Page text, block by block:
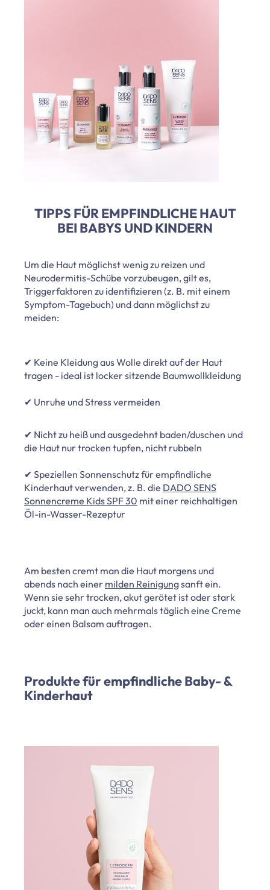
TIPPS FÜR EMPFINDLICHE HAUT
BEI BABYS UND KINDERN
Um die Haut möglichst wenig zu reizen und
Neurodermitis-Schübe vorzubeugen, gilt es,
Triggerfaktoren zu identifizieren (z. B. mit einem
Symptom-Tagebuch) und dann möglichst zu
meiden:
✔ Keine Kleidung aus Wolle direkt auf der Haut
tragen - ideal ist locker sitzende Baumwollkleidung
✔ Unruhe und Stress vermeiden
✔ Nicht zu heiß und ausgedehnt baden/duschen und
die Haut nur trocken tupfen, nicht rubbeln
✔ Speziellen Sonnenschutz für empfindliche
Kinderhaut verwenden, z. B. die DADO SENS
Sonnencreme Kids SPF 30 mit einer reichhaltigen
Öl-in-Wasser-Rezeptur
Am besten cremt man die Haut morgens und
abends nach einer milden Reinigungsanft ein.
Wenn sie sehr trocken, akut gerötet ist oder stark
juckt, kann man auch mehrmals täglich eine Creme
oder einen Balsam auftragen.
Produkte für empfindliche Baby- &
Kinderhaut